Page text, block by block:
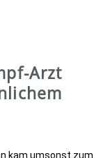
Arzt
kam umsonst zum